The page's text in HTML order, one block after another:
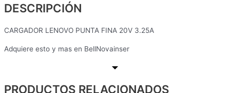
DESCRIPCIÓN
CARGADOR LENOVO PUNTA FINA 20V 3.25A
Adquiere esto y mas en BellNovainser
PRODUCTOS RELACIONADOS